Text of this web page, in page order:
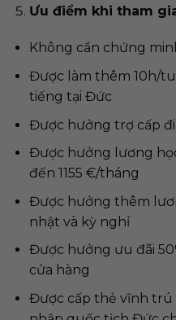
Ưu điểm khi tham
Không cần chứng
Được làm thêm 10h/
tiếng tại Đức
Được hưởng trợ cấp
Được hưởng lương
đến 1155 €/tháng
Được hưởng thêm
nhật và kỳ nghỉ
Được hưởng ưu đãi
cửa hàng
Được cấp thẻ vĩnh trú